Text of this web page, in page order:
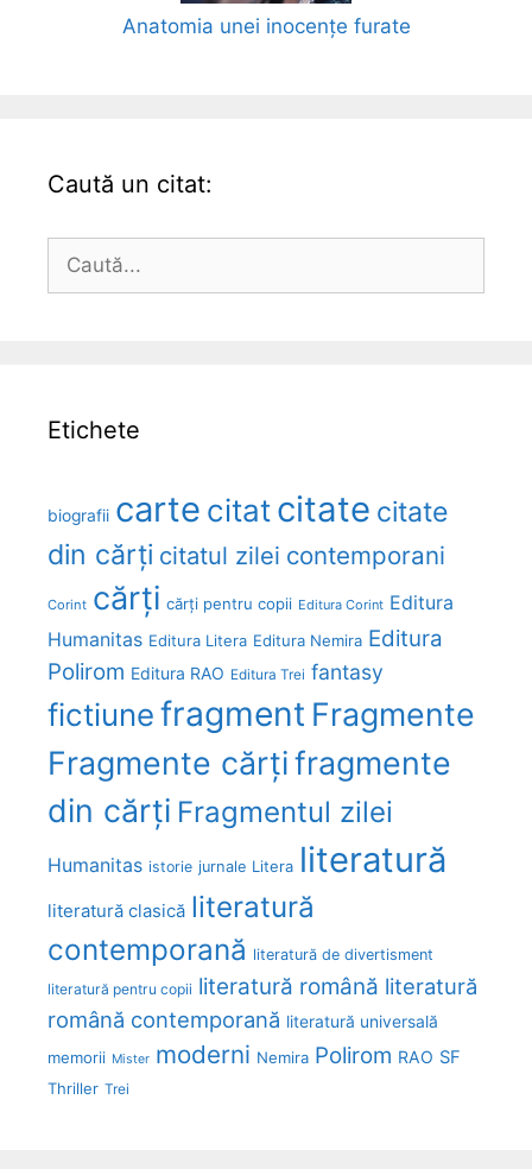
Anatomia unei inocențe furate
Caută un citat:
după:
Etichete
biografii carte citatcitate citate
din cărți citatul zilei contemporani
Corint cărți cărți pentru copii Editura Corint Editura
Humanitas Editura Litera Editura Nemira Editura
Polirom Editura RAO Editura Trei fantasy
fictiunefragment Fragmente
Fragmente cărțifragmente
din cărți Fragmentul zilei
Humanitas istorie jurnale Litera literatură
literatură clasică literatură
contemporană literatură de divertisment
literatură pentru copii literatură română literatură
română contemporană literatură universală
memorii Mister moderni Nemira Polirom RAO SF
Thriller Trei